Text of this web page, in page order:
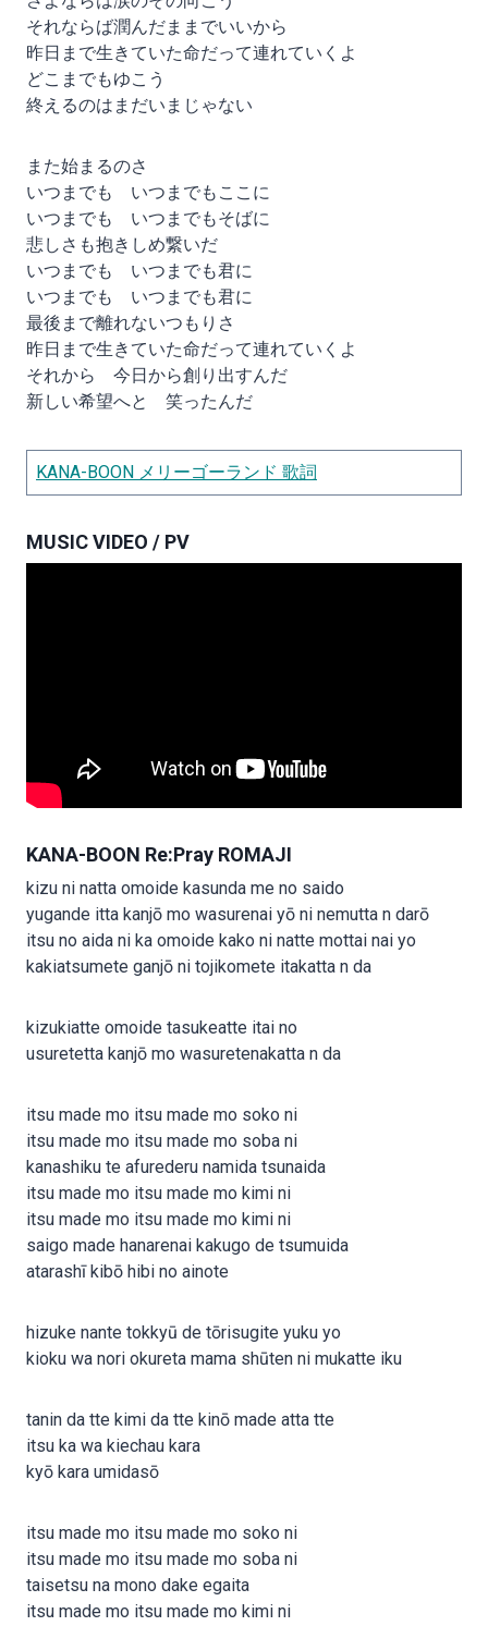
それならば潤んだままでいいから
昨日まで生きていた命だって連れていくよ
どこまでもゆこう
終えるのはまだいまじゃない
また始まるのさ
いつまでも いつまでもここに
いつまでも いつまでもそばに
悲しさも抱きしめ繋いだ
いつまでも いつまでも君に
いつまでも いつまでも君に
最後まで離れないつもりさ
昨日まで生きていた命だって連れていくよ
それから 今日から創り出すんだ
新しい希望へと 笑ったんだ
KANA-BOON メリーゴーランド 歌詞
MUSIC VIDEO / PV
KANA-BOON Re:Pray ROMAJI
kizu ni natta omoide kasunda me no saido
yugande itta kanjō mo wasurenai yō ni nemutta n darō
itsu no aida ni ka omoide kako ni natte mottai nai yo
kakiatsumete ganjō ni tojikomete itakatta n da
kizukiatte omoide tasukeatte itai no
usuretetta kanjō mo wasuretenakatta n da
itsu made mo itsu made mo soko ni
itsu made mo itsu made mo soba ni
kanashiku te afurederu namida tsunaida
itsu made mo itsu made mo kimi ni
itsu made mo itsu made mo kimi ni
saigo made hanarenai kakugo de tsumuida
atarashī kibō hibi no ainote
hizuke nante tokkyū de tōrisugite yuku yo
kioku wa nori okureta mama shūten ni mukatte iku
tanin da tte kimi da tte kinō made atta tte
itsu ka wa kiechau kara
kyō kara umidasō
itsu made mo itsu made mo soko ni
itsu made mo itsu made mo soba ni
taisetsu na mono dake egaita
itsu made mo itsu made mo kimi ni